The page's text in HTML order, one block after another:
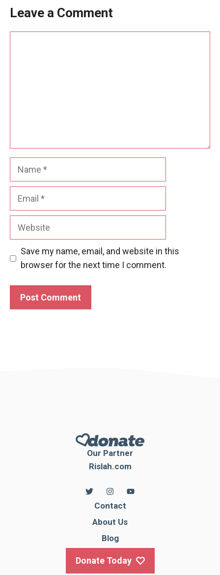
Leave a Comment
Website
Save my name, email, and website in this
browser for the next time I comment.
Our Partner
Rislah.com
Contact
About Us
Blog
Donate Today